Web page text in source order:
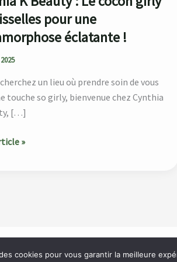
pour une
éclatante !
un lieu où prendre soin de vous
touche so girly, bienvenue chez Cynthia
[…]
»
À propos Blog Contact
cookies pour vous garantir la meilleure